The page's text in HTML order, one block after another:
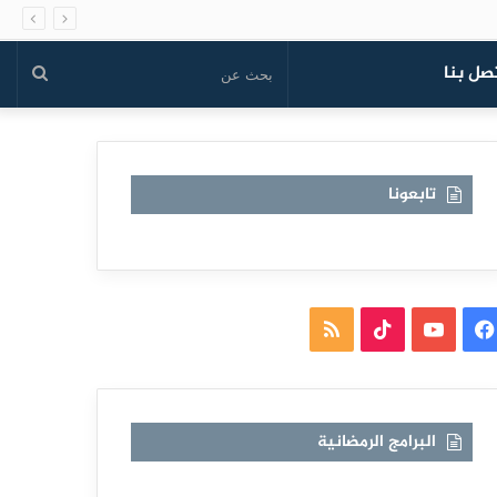
بنا بحث
تابعونا
فيسبوكيوتيوب TikTokملخص
البرامج الرمضانية